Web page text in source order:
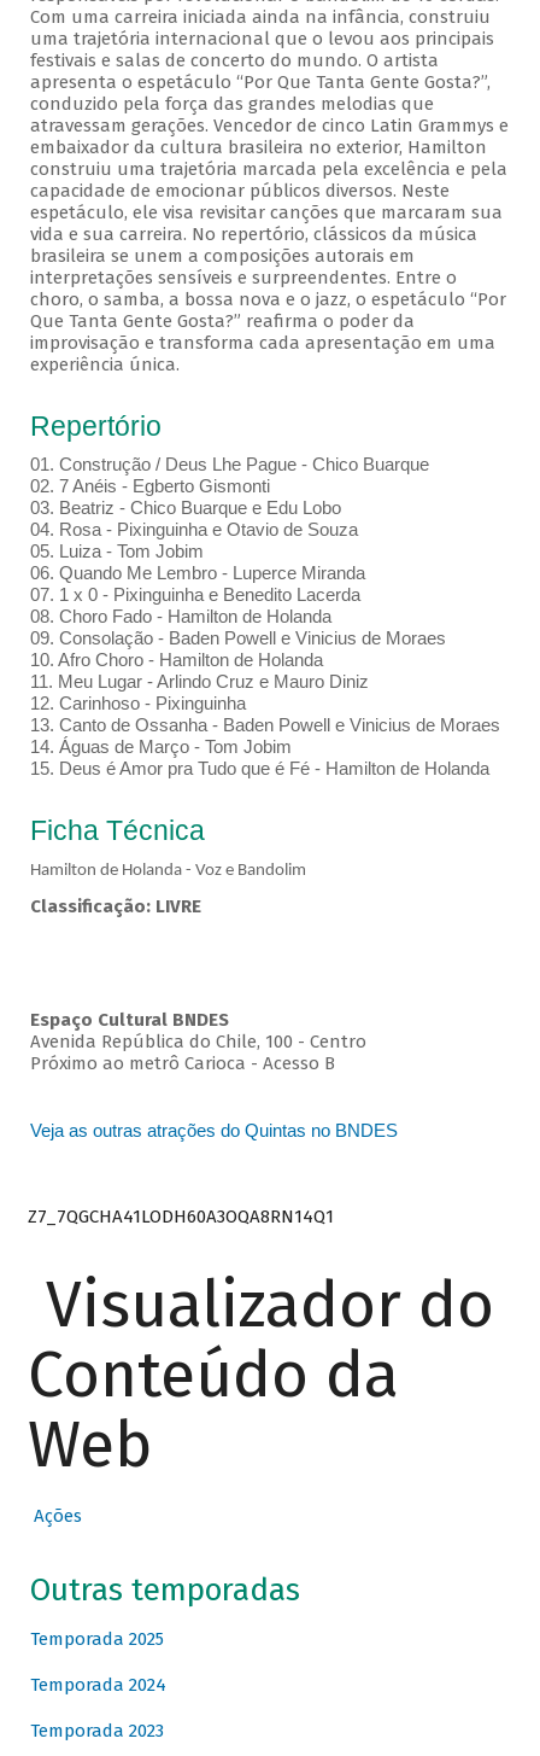
Com uma carreira iniciada ainda na infância, construiu
uma trajetória internacional que o levou aos principais
festivais e salas de concerto do mundo. O artista
apresenta o espetáculo “Por Que Tanta Gente Gosta?”,
conduzido pela força das grandes melodias que
atravessam gerações. Vencedor de cinco Latin Grammys e
embaixador da cultura brasileira no exterior, Hamilton
construiu uma trajetória marcada pela excelência e pela
capacidade de emocionar públicos diversos. Neste
espetáculo, ele visa revisitar canções que marcaram sua
vida e sua carreira. No repertório, clássicos da música
brasileira se unem a composições autorais em
interpretações sensíveis e surpreendentes. Entre o
choro, o samba, a bossa nova e o jazz, o espetáculo “Por
Que Tanta Gente Gosta?” reafirma o poder da
improvisação e transforma cada apresentação em uma
experiência única.
Repertório
01. Construção / Deus Lhe Pague - Chico Buarque
02. 7 Anéis - Egberto Gismonti
03. Beatriz - Chico Buarque e Edu Lobo
04. Rosa - Pixinguinha e Otavio de Souza
05. Luiza - Tom Jobim
06. Quando Me Lembro - Luperce Miranda
07. 1 x 0 - Pixinguinha e Benedito Lacerda
08. Choro Fado - Hamilton de Holanda
09. Consolação - Baden Powell e Vinicius de Moraes
10. Afro Choro - Hamilton de Holanda
11. Meu Lugar - Arlindo Cruz e Mauro Diniz
12. Carinhoso - Pixinguinha
13. Canto de Ossanha - Baden Powell e Vinicius de Moraes
14. Águas de Março - Tom Jobim
15. Deus é Amor pra Tudo que é Fé - Hamilton de Holanda
Ficha Técnica
Hamilton de Holanda - Voz e Bandolim
Classificação: LIVRE
Espaço Cultural BNDES
Avenida República do Chile, 100 - Centro
Próximo ao metrô Carioca - Acesso B
Veja as outras atrações do Quintas no BNDES
Z7_7QGCHA41LODH60A3OQA8RN14Q1
Visualizador do
Conteúdo da
Web
Ações
Outras temporadas
Temporada 2025
Temporada 2024
Temporada 2023